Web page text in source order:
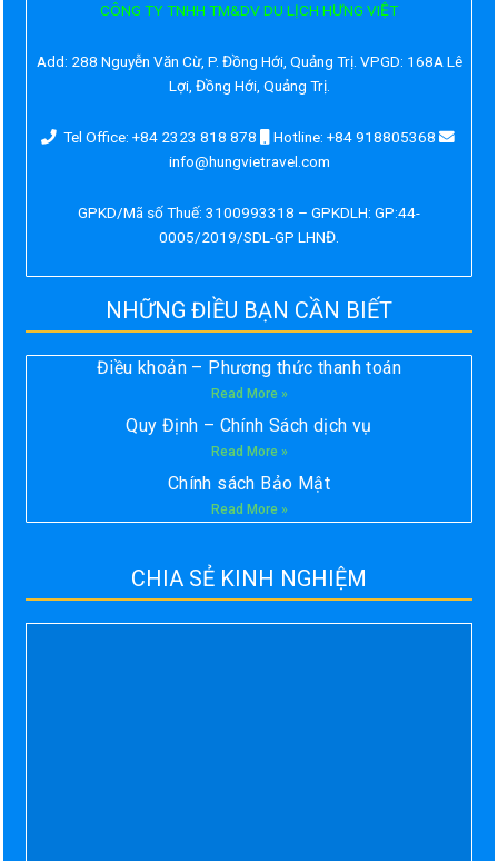
CÔNG TY TNHH TM&DV DU LỊCH HƯNG VIỆT
Add: 288 Nguyễn Văn Cừ, P. Đồng Hới, Quảng Trị. VPGD: 168A Lê
Lợi, Đồng Hới, Quảng Trị.
Tel Office: +84 2323 818 878
Hotline: +84 918805368
info@hungvietravel.com
GPKD/Mã số Thuế: 3100993318 – GPKDLH: GP:44-
0005/2019/SDL-GP LHNĐ.
NHỮNG ĐIỀU BẠN CẦN BIẾT
Điều khoản – Phương thức thanh toán
Read More »
Quy Định – Chính Sách dịch vụ
Read More »
Chính sách Bảo Mật
Read More »
CHIA SẺ KINH NGHIỆM